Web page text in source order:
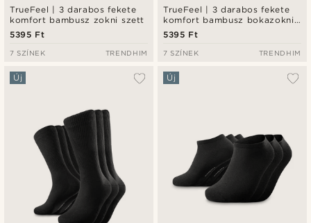
TrueFeel | 3 darabos fekete
komfort bambusz zokni szett
5395 Ft
7 SZÍNEK TRENDHIM
TrueFeel | 3 darabos fekete
komfort bambusz bokazokni
szett
5395 Ft
7 SZÍNEK TRENDHIM
Új Új